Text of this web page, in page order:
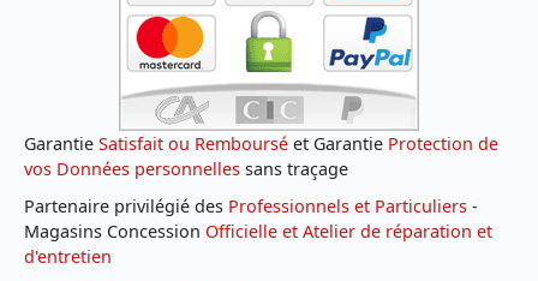
Garantie Satisfait ou Remboursé et Garantie Protection de
vos Données personnelles sans traçage
Partenaire privilégié des Professionnels et Particuliers -
Magasins Concession Officielle et Atelier de réparation et
d'entretien